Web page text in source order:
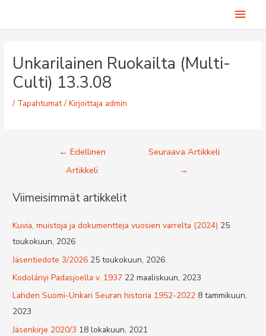
Unkarilainen Ruokailta (Multi-
Culti) 13.3.08
/ Tapahtumat/ Kirjoittaja admin
Artikkelien
← Edellinen
Artikkeli
Seuraava Artikkeli
→
Viimeisimmät artikkelit
Kuvia, muistoja ja dokumentteja vuosien varrelta (2024) 25
toukokuun, 2026
Jäsentiedote 3/2026 25 toukokuun, 2026
Kodolányi Padasjoella v. 1937 22 maaliskuun, 2023
Lahden Suomi-Unkari Seuran historia 1952-2022 8 tammikuun,
2023
Jäsenkirje 2020/3 18 lokakuun, 2021